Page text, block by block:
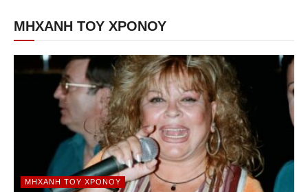
ΜΗΧΑΝΗ ΤΟΥ ΧΡΟΝΟΥ
ΜΗΧΑΝΉ ΤΟΥ ΧΡΌΝΟΥ